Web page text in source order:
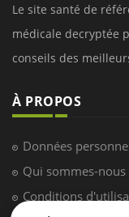
Le site santé de
médicale decryptée
conseils des
À PROPOS
Données
Qui sommes-nous
Conditions